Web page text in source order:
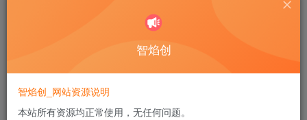
持矩阵上线/多种支付方式/分
销功能
RMB300
智焰创
智焰创_网站资源说明
本站所有资源均正常使用，无任何问题。